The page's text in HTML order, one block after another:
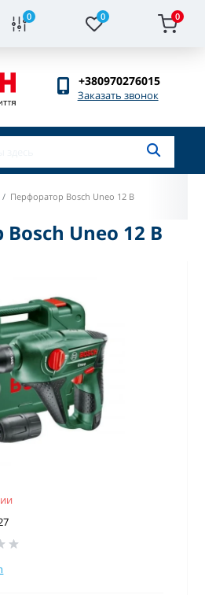
0 0 0
+380970276015
Заказать звонок
Перфоратор Bosch Uneo 12 B
Uneo 12 B